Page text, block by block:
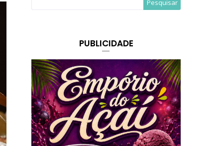
PUBLICIDADE